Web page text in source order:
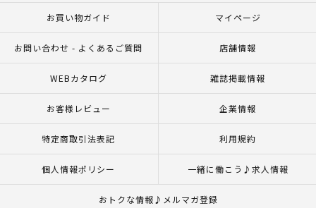
お買い物ガイド マイページ
お問い合わせ - よくあるご質問 店舗情報
WEBカタログ 雑誌掲載情報
お客様レビュー 企業情報
特定商取引法表記 利用規約
個人情報ポリシー 一緒に働こう♪求人情報
おトクな情報♪メルマガ登録